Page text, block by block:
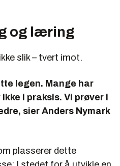
og læring
slik – tvert imot.
legen. Mange har
i praksis. Vi prøver i
sier Anders Nymark
plasserer dette